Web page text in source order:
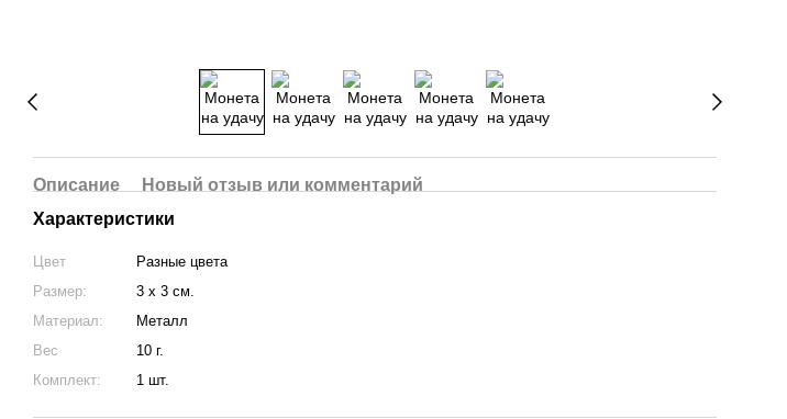
Описание
Новый отзыв или комментарий
Характеристики
Цвет
Разные цвета
Размер:
3 х 3 см.
Материал:
Металл
Вес
10 г.
Комплект:
1 шт.